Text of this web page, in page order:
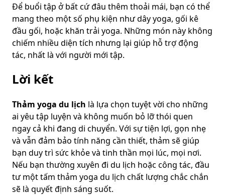
Để buổi tập ở bất cứ đâu thêm thoải mái, bạn có thể
mang theo một số phụ kiện như dây yoga, gối kê
đầu gối, hoặc khăn trải yoga. Những món này không
chiếm nhiều diện tích nhưng lại giúp hỗ trợ động
tác, nhất là với người mới tập.
Lời kết
Thảm yoga du lịch là lựa chọn tuyệt vời cho những
ai yêu tập luyện và không muốn bỏ lỡ thói quen
ngay cả khi đang di chuyển. Với sự tiện lợi, gọn nhẹ
và vẫn đảm bảo tính năng cần thiết, thảm sẽ giúp
bạn duy trì sức khỏe và tinh thần mọi lúc, mọi nơi.
Nếu bạn thường xuyên đi du lịch hoặc công tác, đầu
tư một tấm thảm yoga du lịch chất lượng chắc chắn
sẽ là quyết định sáng suốt.